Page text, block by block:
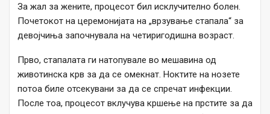
За жал за жените, процесот бил исклучително болен.
Почетокот на церемонијата на „врзување стапала“ за
девојчиња започнувала на четиригодишна возраст.
Прво, стапалата ги натопувале во мешавина од
животинска крв за да се омекнат. Ноктите на нозете
потоа биле отсекувани за да се спречат инфекции.
После тоа, процесот вклучува кршење на прстите за да